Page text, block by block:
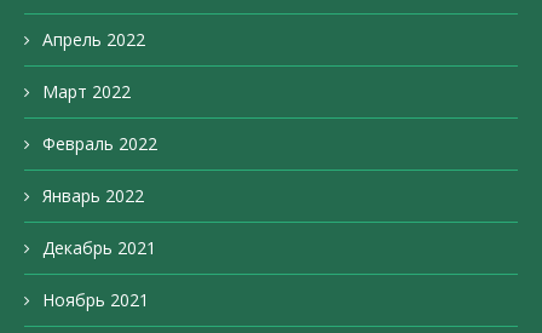
Апрель 2022
Март 2022
Февраль 2022
Январь 2022
Декабрь 2021
Ноябрь 2021